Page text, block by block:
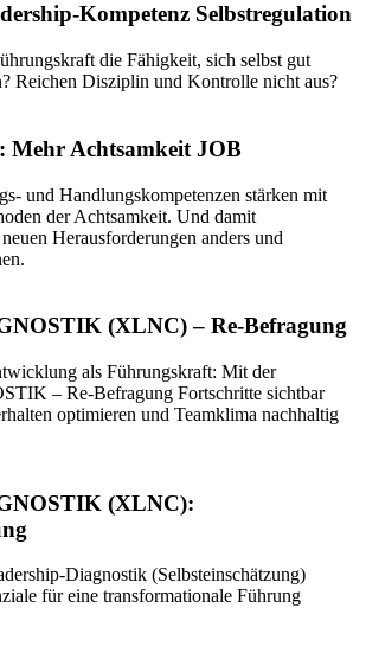
Kompetenz Selbstregulation
die Fähigkeit, sich selbst gut
Reichen Disziplin und Kontrolle nicht aus?
Mehr Achtsamkeit JOB
und Handlungskompetenzen stärken mit
der Achtsamkeit. Und damit
Herausforderungen anders und
(XLNC) – Re-Befragung
als Führungskraft: Mit der
– Re-Befragung Fortschritte sichtbar
optimieren und Teamklima nachhaltig
(XLNC):
Diagnostik (Selbsteinschätzung)
für eine transformationale Führung